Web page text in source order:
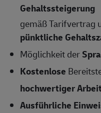
Gehaltssteigerung
gemäß Tarifvertrag
pünktliche
Möglichkeit der
Kostenlose
hochwertiger
Ausführliche